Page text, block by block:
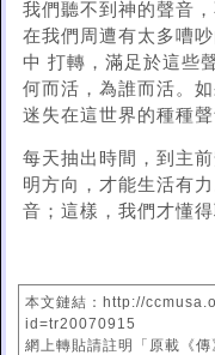
我們聽不到神的聲音
在我們周遭有太多嘈
中 打轉，滿足於這些
何而活，為誰而活。
迷失在這世界的種種聲
每天抽出時間，到主
明方向，才能生活有
音；這樣，我們才懂
本文鏈結：http://
id=tr20070915
網上轉貼請註明「原載《